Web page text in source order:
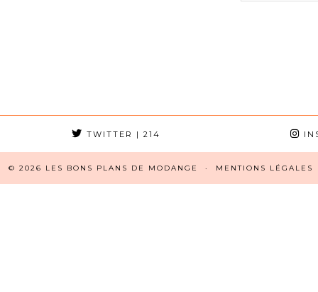
TWITTER | 214
© 2026 LES BONS PLANS DE MODANGE MENTIONS LÉGALES